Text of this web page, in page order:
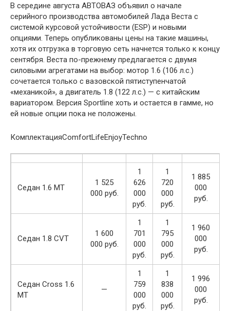
В середине августа АВТОВАЗ объявил о начале
серийного производства автомобилей Лада Веста с
системой курсовой устойчивости (ESP) и новыми
опциями. Теперь опубликованы цены на такие машины,
хотя их отгрузка в торговую сеть начнется только к концу
сентября. Веста по-прежнему предлагается с двумя
силовыми агрегатами на выбор: мотор 1.6 (106 л.с.)
сочетается только с вазовской пятиступенчатой
«механикой», а двигатель 1.8 (122 л.с.) — с китайским
вариатором. Версия Sportline хоть и остается в гамме, но
ей новые опции пока не положены.
КомплектацияComfortLifeEnjoyTechno
Седан 1.6 MT
1 525
000 руб.
1
626
000
руб.
1
720
000
руб.
1 885
000
руб.
Седан 1.8 CVT
1 600
000 руб.
1
701
000
руб.
1
795
000
руб.
1 960
000
руб.
Седан Cross 1.6
MT
—
1
759
000
руб.
1
838
000
руб.
1 996
000
руб.